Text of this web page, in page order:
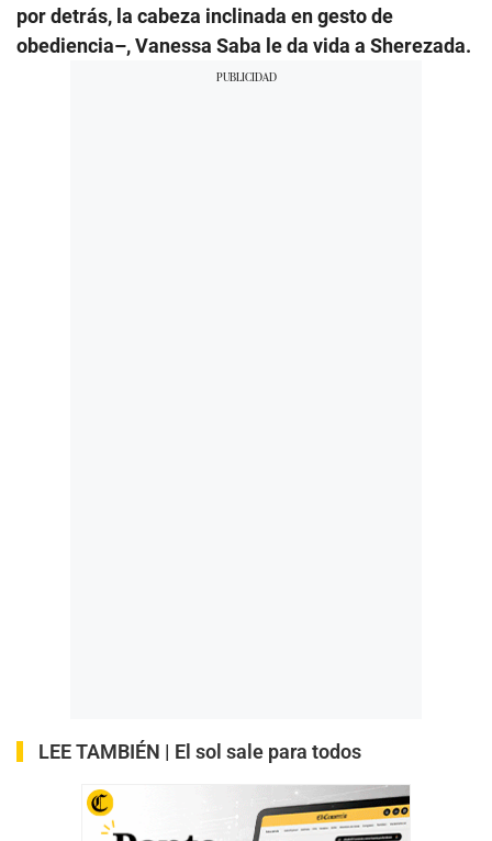
por detrás, la cabeza inclinada en gesto de
obediencia–, Vanessa Saba le da vida a Sherezada.
LEE TAMBIÉN | El sol sale para todos